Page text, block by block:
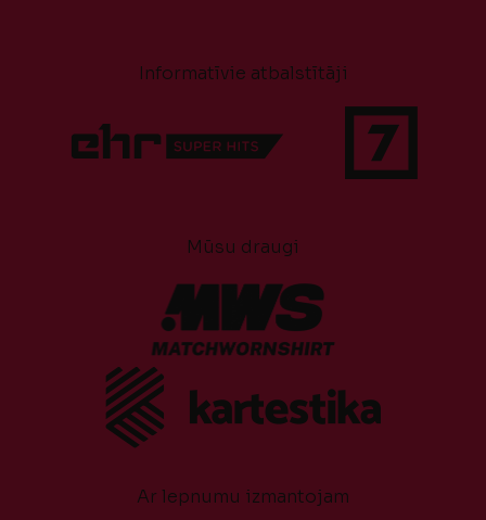
Informatīvie atbalstītāji
Mūsu draugi
Ar lepnumu izmantojam